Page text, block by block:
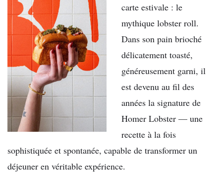
carte estivale : le
mythique lobster roll.
Dans son pain brioché
délicatement toasté,
généreusement garni, il
est devenu au fil des
années la signature de
Homer Lobster — une
recette à la fois
sophistiquée et spontanée, capable de transformer un
déjeuner en véritable expérience.